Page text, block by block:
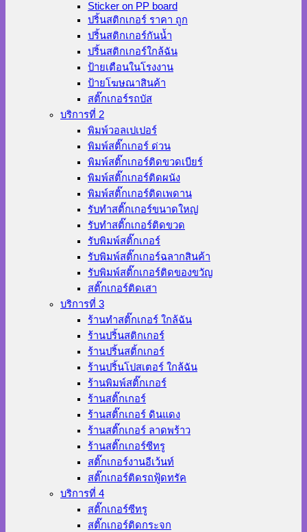
Sticker on PP board
ปริ้นสติกเกอร์ ราคา ถูก
ปริ้นสติกเกอร์กันน้ำ
ปริ้นสติกเกอร์ใกล้ฉัน
ป้ายเตือนในโรงงาน
ป้ายโฆษณาสินค้า
สติ๊กเกอร์รถบัส
บริการที่ 2
พิมพ์วอลเปเปอร์
พิมพ์สติ๊กเกอร์ ด่วน
พิมพ์สติ๊กเกอร์ติดขวดเบียร์
พิมพ์สติ๊กเกอร์ติดผนัง
พิมพ์สติ๊กเกอร์ติดเพดาน
รับทำสติ๊กเกอร์ขนาดใหญ่
รับทำสติ๊กเกอร์ติดขวด
รับพิมพ์สติ๊กเกอร์
รับพิมพ์สติ๊กเกอร์ฉลากสินค้า
รับพิมพ์สติ๊กเกอร์ติดของขวัญ
สติ๊กเกอร์ติดเสา
บริการที่ 3
ร้านทําสติ๊กเกอร์ ใกล้ฉัน
ร้านปริ้นสติกเกอร์
ร้านปริ้นสติ้กเกอร์
ร้านปริ้นโปสเตอร์ ใกล้ฉัน
ร้านพิมพ์สติ๊กเกอร์
ร้านสติ๊กเกอร์
ร้านสติ๊กเกอร์ ดินแดง
ร้านสติ๊กเกอร์ ลาดพร้าว
ร้านสติ๊กเกอร์ซีทรู
สติ๊กเกอร์งานอีเว้นท์
สติ๊กเกอร์ติดรถฟู้ดทรัค
บริการที่ 4
สติ๊กเกอร์ซีทรู
สติ๊กเกอร์ติดกระจก